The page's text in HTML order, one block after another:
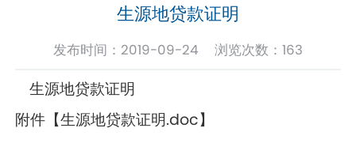
生源地贷款证明
发布时间：2019-09-24 浏览次数： 163
生源地贷款证明
附件【生源地贷款证明.doc】